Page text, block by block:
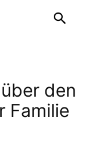
den
Familie